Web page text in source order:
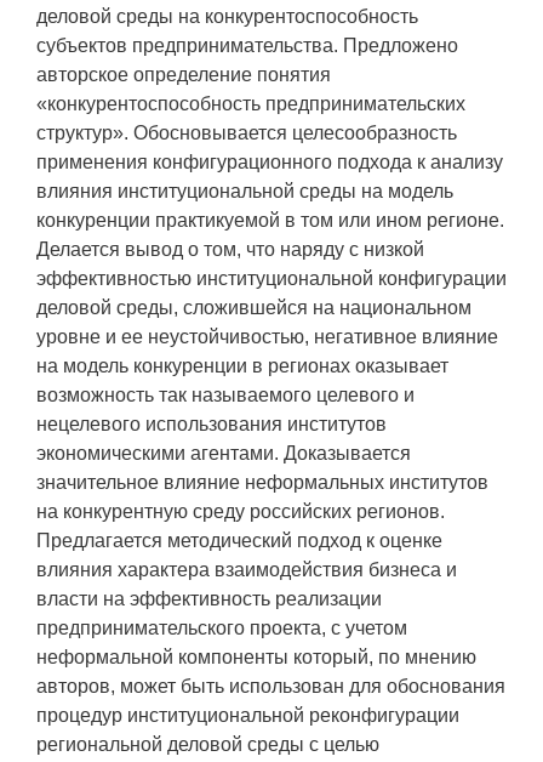
деловой среды на конкурентоспособность
субъектов предпринимательства. Предложено
авторское определение понятия
«конкурентоспособность предпринимательских
структур». Обосновывается целесообразность
применения конфигурационного подхода к анализу
влияния институциональной среды на модель
конкуренции практикуемой в том или ином регионе.
Делается вывод о том, что наряду с низкой
эффективностью институциональной конфигурации
деловой среды, сложившейся на национальном
уровне и ее неустойчивостью, негативное влияние
на модель конкуренции в регионах оказывает
возможность так называемого целевого и
нецелевого использования институтов
экономическими агентами. Доказывается
значительное влияние неформальных институтов
на конкурентную среду российских регионов.
Предлагается методический подход к оценке
влияния характера взаимодействия бизнеса и
власти на эффективность реализации
предпринимательского проекта, с учетом
неформальной компоненты который, по мнению
авторов, может быть использован для обоснования
процедур институциональной реконфигурации
региональной деловой среды с целью